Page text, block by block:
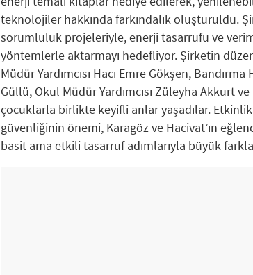
teknolojiler hakkında farkındalık oluşturuldu.
sorumluluk projeleriyle, enerji tasarrufu ve
yöntemlerle aktarmayı hedefliyor. Şirketin
Müdür Yardımcısı Hacı Emre Gökşen,
Güllü, Okul Müdür Yardımcısı Züleyha Akkurt
çocuklarla birlikte keyifli anlar yaşadılar.
güvenliğinin önemi, Karagöz ve Hacivat’ın
basit ama etkili tasarruf adımlarıyla büyük